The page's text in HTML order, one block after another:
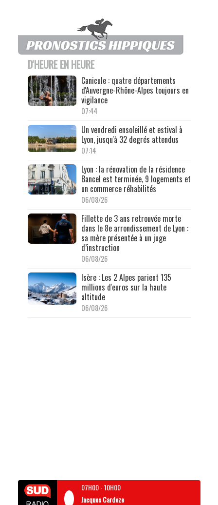
D'HEURE EN HEURE
Canicule : quatre départements
d'Auvergne-Rhône-Alpes toujours en
vigilance
07:44
Un vendredi ensoleillé et estival à
Lyon, jusqu'à 32 degrés attendus
07:14
Lyon : la rénovation de la résidence
Bancel est terminée, 9 logements et
un commerce réhabilités
06/08/26
Fillette de 3 ans retrouvée morte
dans le 8e arrondissement de Lyon :
sa mère présentée à un juge
d’instruction
06/08/26
Isère : Les 2 Alpes parient 135
millions d'euros sur la haute
altitude
06/08/26
07H00-10H00
Jacques Cardoze